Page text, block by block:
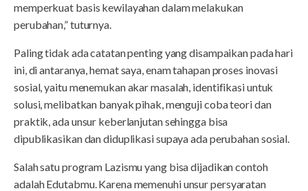
memperkuat basis kewilayahan dalam melakukan
perubahan,” tuturnya.
Paling tidak ada catatan penting yang disampaikan pada hari
ini, di antaranya, hemat saya, enam tahapan proses inovasi
sosial, yaitu menemukan akar masalah, identifikasi untuk
solusi, melibatkan banyak pihak, menguji coba teori dan
praktik, ada unsur keberlanjutan sehingga bisa
dipublikasikan dan diduplikasi supaya ada perubahan sosial.
Salah satu program Lazismu yang bisa dijadikan contoh
adalah Edutabmu. Karena memenuhi unsur persyaratan